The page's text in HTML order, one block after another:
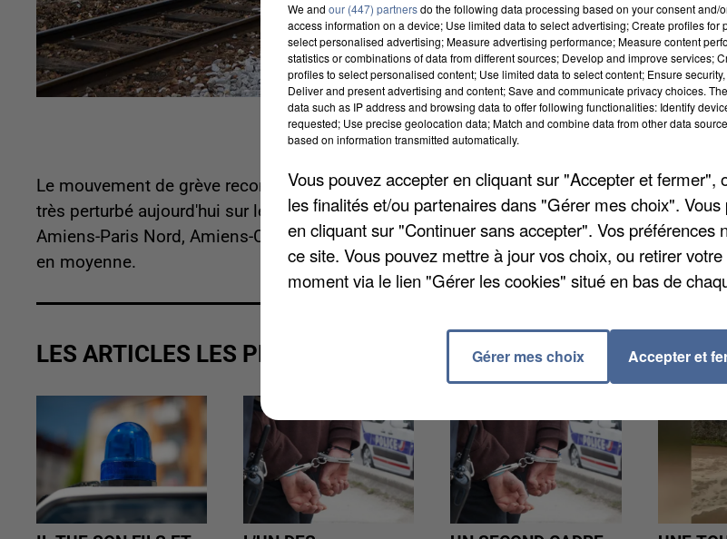
Le mouvement de grève reconductible est toujours d'actualité à la SNCF. Le trafic
très perturbé aujourd'hui sur les lignes TER Picardie, comme les lignes Amiens-Lille,
Amiens-Paris Nord, Amiens-Calais, Le Tréport Mers-Abbeville entre autres. On compte six
en moyenne.
LES ARTICLES LES PLUS VUS
We and our (447) partnersdo the following data processing based on your consent and/
access information on a device; Use limited data to select advertising; Create profiles
select personalised advertising; Measure advertising performance; Measure content
statistics or combinations of data from different sources; Develop and improve services;
profiles to select personalised content; Use limited data to select content; Ensure
Deliver and present advertising and content; Save and communicate privacy choices.
data such as IP address and browsing data to offer following functionalities: Identify
requested; Use precise geolocation data; Match and combine data from other data
based on information transmitted automatically.
Vous pouvez accepter en cliquant sur "Accepter et fermer",
les finalités et/ou partenaires dans "Gérer mes choix".
en cliquant sur "Continuer sans accepter". Vos préférences
ce site. Vous pouvez mettre à jour vos choix, ou retirer
moment via le lien "Gérer les cookies" situé en bas de
Gérer mes choix Accepter et